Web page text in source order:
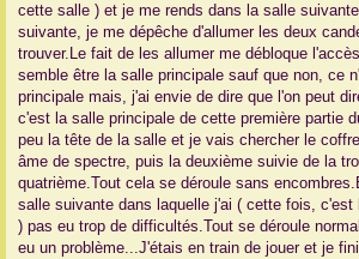
cette salle ) et je me rends dans la salle
suivante, je me dépêche d'allumer les deux
trouver.Le fait de les allumer me débloque
semble être la salle principale sauf que non, ce
principale mais, j'ai envie de dire que l'on peut
c'est la salle principale de cette première partie
peu la tête de la salle et je vais chercher le
âme de spectre, puis la deuxième suivie de la
quatrième.Tout cela se déroule sans
salle suivante dans laquelle j'ai ( cette fois, c'est
) pas eu trop de difficultés.Tout se déroule
eu un problème...J'étais en train de jouer et je